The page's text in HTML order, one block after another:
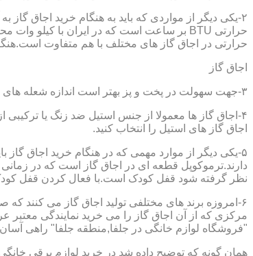
۲-یکی دیگر از مواردی که باید به هنگام خرید اجاق
حرارتی در اجاق گاز های مختلف با هم متفاوت
اجاق گاز
۳-جهت سهولت در پخت و پز بهتر است اندازه شعله های اجاق گاز با هم متفاوت باشد.
۴-اجاق گاز ها معمولا از جنس استیل ضد زنگ یا
اجاق گاز های استیل را انتخاب کنید.
۵-یکی دیگر از موارد مهمی که در هنگام خرید اجاق
دارند.ترموکوپل قطعه ای در اجاق گاز است که در
نظر گرفته شود قفل کودک است.با فعال کردن قفل
۶-امروزه برند های مختلفی تولید اجاق گاز می کنند
مرکزی که از آن اجاق گاز را می خرید نمایندگی معتبر
"فروشگاه لوازم خانگی در جلفا,منطقه جلفا" راهی آسان
همان گونه که توضیح داده شد در خرید لوازم برقی